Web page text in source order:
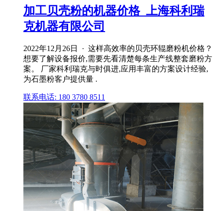
加工贝壳粉的机器价格_上海科利瑞
克机器有限公司
2022年12月26日 · 这样高效率的贝壳环辊磨粉机价格？
想要了解设备报价,需要先看清楚每条生产线整套磨粉方
案。 厂家科利瑞克与时俱进,应用丰富的方案设计经验,
为石墨粉客户提供量 .
联系电话: 180 3780 8511